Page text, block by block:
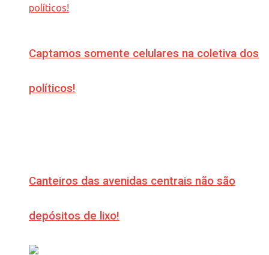
Captamos somente celulares na coletiva dos
políticos!
Canteiros das avenidas centrais não são
depósitos de lixo!